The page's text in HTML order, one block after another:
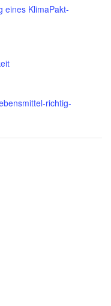
eines KlimaPakt-
richtig-